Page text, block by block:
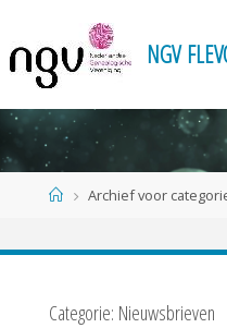
de
inhoud
NGV FLEV
HomeArchief voor
Categorie: Nieuwsbrieven